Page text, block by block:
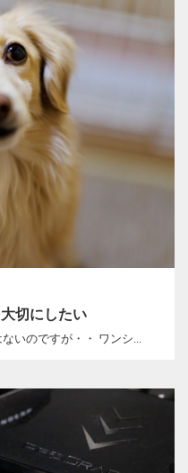
切にしたい
いのですが・・ ワンシ...